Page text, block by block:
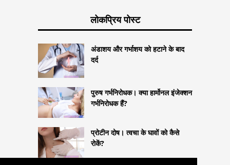
लोकप्रिय पोस्ट
अंडाशय और गर्भाशय को हटाने के बाद
दर्द
पुरुष गर्भनिरोधक। क्या हार्मोनल इंजेक्शन
गर्भनिरोधक हैं?
प्रोटीन दोष। त्वचा के घावों को कैसे
रोकें?